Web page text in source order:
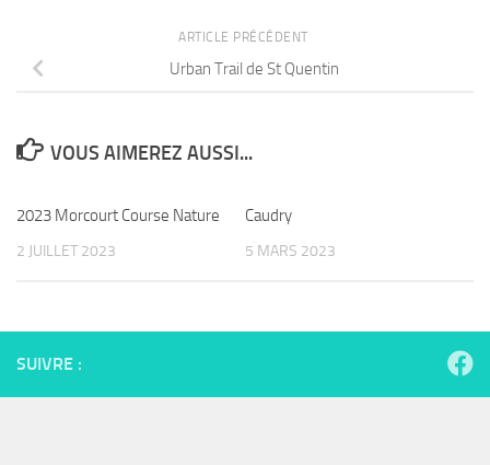
ARTICLE PRÉCÉDENT
Urban Trail de St Quentin
VOUS AIMEREZ AUSSI...
2023 Morcourt Course Nature
2 JUILLET 2023
Caudry
5 MARS 2023
SUIVRE :